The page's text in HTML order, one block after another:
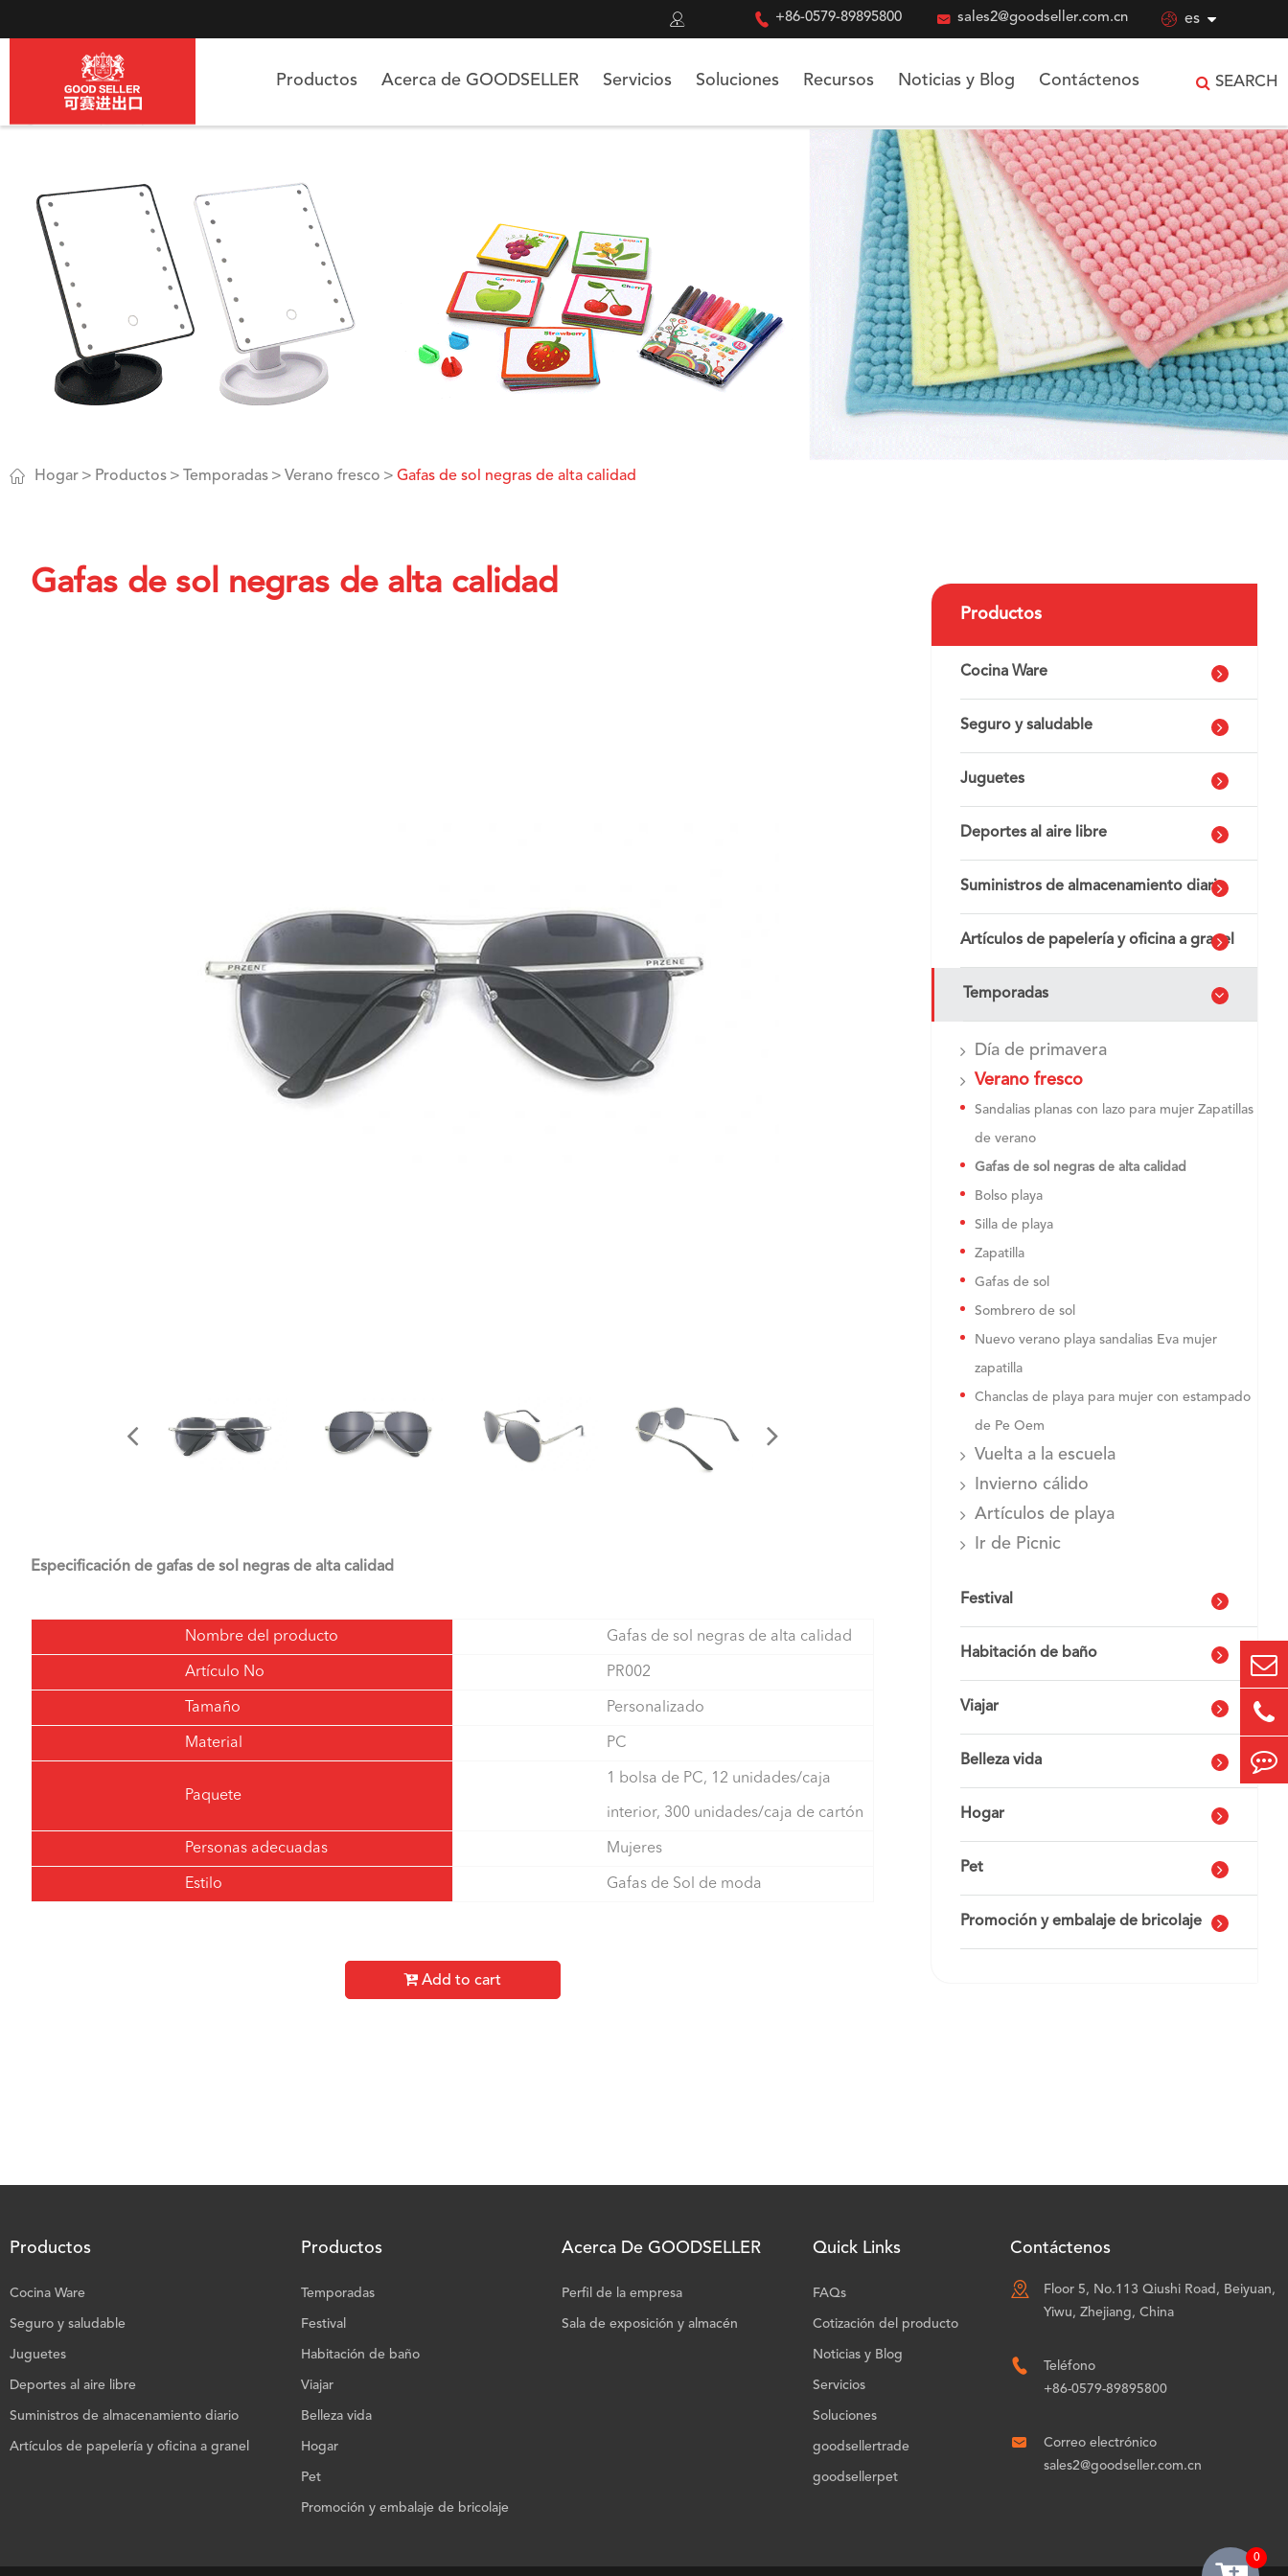
  +86-0579-89895800  sales2@goodseller.com.cn  es
Productos Acerca de GOODSELLER Servicios Soluciones Recursos Noticias y Blog Contáctenos SEARCH
 Hogar Productos Temporadas Verano fresco Gafas de sol negras de alta calidad
Gafas de sol negras de alta calidad
Especificación de gafas de sol negras de alta calidad
Nombre del producto Gafas de sol negras de alta calidad
Artículo No PR002
Tamaño Personalizado
Material PC
Paquete
1 bolsa de PC, 12 unidades/caja
interior, 300 unidades/caja de cartón
Personas adecuadas Mujeres
Estilo Gafas de Sol de moda
Add to cart
Productos
Cocina Ware
Seguro y saludable
Juguetes
Deportes al aire libre
Suministros de almacenamiento diario
Artículos de papelería y oficina a granel
Temporadas
Día de primavera
Verano fresco
Sandalias planas con lazo para mujer Zapatillas
de verano
Gafas de sol negras de alta calidad
Bolso playa
Silla de playa
Zapatilla
Gafas de sol
Sombrero de sol
Nuevo verano playa sandalias Eva mujer
zapatilla
Chanclas de playa para mujer con estampado
de Pe Oem
Vuelta a la escuela
Invierno cálido
Artículos de playa
Ir de Picnic
Festival
Habitación de baño
Viajar
Belleza vida
Hogar
Pet
Promoción y embalaje de bricolaje
Productos
Cocina Ware
Seguro y saludable
Juguetes
Deportes al aire libre
Suministros de almacenamiento diario
Artículos de papelería y oficina a granel
Productos
Temporadas
Festival
Habitación de baño
Viajar
Belleza vida
Hogar
Pet
Promoción y embalaje de bricolaje
Acerca De GOODSELLER
Perfil de la empresa
Sala de exposición y almacén
Quick Links
FAQs
Cotización del producto
Noticias y Blog
Servicios
Soluciones
goodsellertrade
goodsellerpet
Contáctenos

Floor 5, No.113 Qiushi Road, Beiyuan,
Yiwu, Zhejiang, China

Teléfono
+86-0579-89895800

Correo electrónico
sales2@goodseller.com.cn
0